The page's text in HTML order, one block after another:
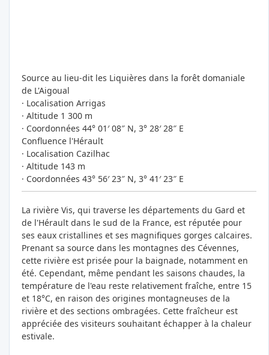
Source au lieu-dit les Liquières dans la forêt domaniale
de L'Aigoual
· Localisation Arrigas
· Altitude 1 300 m
· Coordonnées 44° 01′ 08″ N, 3° 28′ 28″ E
Confluence l'Hérault
· Localisation Cazilhac
· Altitude 143 m
· Coordonnées 43° 56′ 23″ N, 3° 41′ 23″ E
La rivière Vis, qui traverse les départements du Gard et
de l'Hérault dans le sud de la France, est réputée pour
ses eaux cristallines et ses magnifiques gorges calcaires.
Prenant sa source dans les montagnes des Cévennes,
cette rivière est prisée pour la baignade, notamment en
été. Cependant, même pendant les saisons chaudes, la
température de l'eau reste relativement fraîche, entre 15
et 18°C, en raison des origines montagneuses de la
rivière et des sections ombragées. Cette fraîcheur est
appréciée des visiteurs souhaitant échapper à la chaleur
estivale.